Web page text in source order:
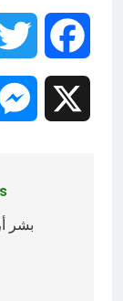
المقالات
بشر